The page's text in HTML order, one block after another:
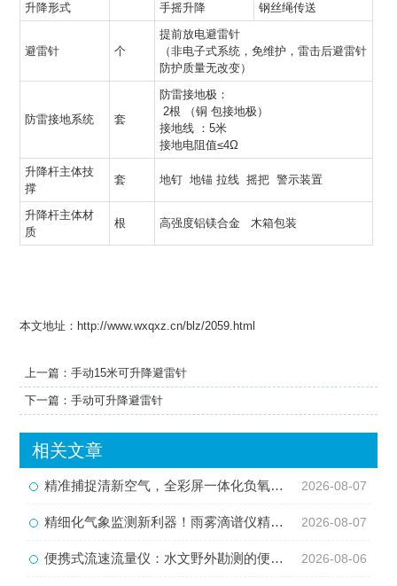
升降形式
手摇升降 钢丝绳传送
避雷针 个
提前放电避雷针
（非电子式系统，免维护，雷击后避雷针
防护质量无改变）
防雷接地系统 套
防雷接地极：
2根 （铜 包接地极）
接地线 ：5米
接地电阻值≤4Ω
升降杆主体技
撑
套 地钉 地锚 拉线 摇把 警示装置
升降杆主体材
质
根 高强度铝镁合金 木箱包装
本文地址：http://www.wxqxz.cn/blz/2059.html
上一篇： 手动15米可升降避雷针
下一篇： 手动可升降避雷针
相关文章
精准捕捉清新空气，全彩屏一体化负氧离子监测站量化生态优势 2026-08-07
精细化气象监测新利器！雨雾滴谱仪精准识别各类雨雪雾天气 2026-08-07
便携式流速流量仪：水文野外勘测的便携智能检测利器 2026-08-06